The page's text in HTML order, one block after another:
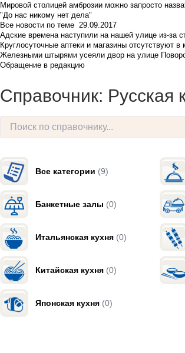
Мировой столицей амброзии можно запросто
"До нас никому нет дела"
Все новости по теме 29.09.2017
Адские времена наступили на нашей улице из-за
Круглосуточные аптеки и магазины отсутствуют
Железными штырями усеяли двор на улице
Обращение в редакцию
Справочник: Русская
Все категории (9)
Банкетные залы (0)
Итальянская кухня (0)
Китайская кухня (0)
Японская кухня (0)